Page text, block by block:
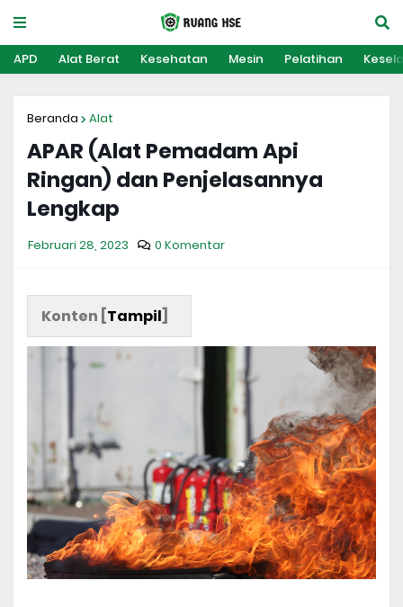
APD Alat Berat Kesehatan Mesin Pelatihan
Beranda Alat
APAR (Alat Pemadam Api
Ringan) dan Penjelasannya
Lengkap
Februari 28, 2023 0 Komentar
Konten [Tampil]